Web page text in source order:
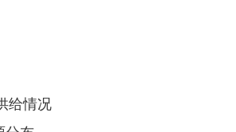
给情况